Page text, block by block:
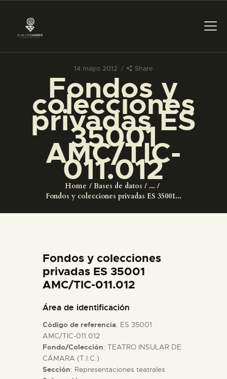
14 mayo 2012 Share
Fondos y
colecciones
privadas ES
35001
AMC/TIC-
011.012
Home Bases de datos
...
Fondos y colecciones privadas ES 35001...
PREPARAR LA VISITA
ACTIVIDADES
█
EL MUSEO
ESPAÑOL
ACTIVIDADES
█
Fondos y colecciones
privadas ES 35001
AMC/TIC-011.012
Área de identificación
Código de referencia: ES 35001
AMC/TIC-011.012
Fondo/Colección: TEATRO INSULAR DE
CÁMARA (T.I.C.)
Sección: Representaciones teatrales